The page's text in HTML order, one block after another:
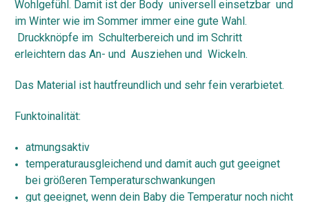
Wohlgefühl. Damit ist der Body universell einsetzbar und
im Winter wie im Sommer immer eine gute Wahl.
Druckknöpfe im Schulterbereich und im Schritt
erleichtern das An- und Ausziehen und Wickeln.
Das Material ist hautfreundlich und sehr fein verarbietet.
Funktoinalität:
atmungsaktiv
temperaturausgleichend und damit auch gut geeignet
bei größeren Temperaturschwankungen
gut geeignet, wenn dein Baby die Temperatur noch nicht